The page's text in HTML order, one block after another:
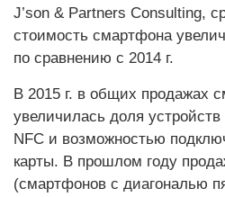
J’son & Partners Consulting,
стоимость смартфона
по сравнению с 2014 г.
В 2015 г. в общих продажах
увеличилась доля
NFC и возможностью
карты. В прошлом году
(смартфонов с диагональю